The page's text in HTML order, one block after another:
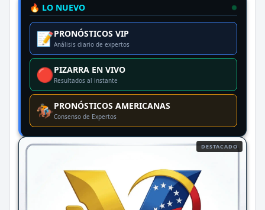
🔥 LO NUEVO
📝PRONÓSTICOS VIP
Análisis diario de expertos
🔴PIZARRA EN VIVO
Resultados al instante
🏇PRONÓSTICOS AMERICANAS
Consenso de Expertos
DESTACADO